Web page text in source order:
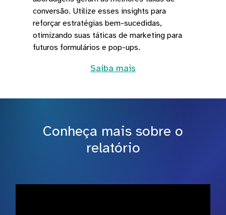
conversão. Utilize esses insights para
reforçar estratégias bem-sucedidas,
otimizando suas táticas de marketing para
futuros formulários e pop-ups.
Saiba mais
Conheça mais sobre o
relatório